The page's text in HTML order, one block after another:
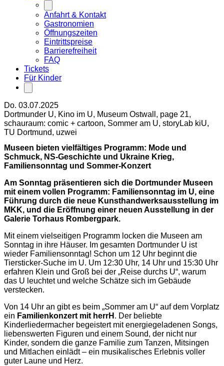
Anfahrt & Kontakt
Gastronomien
Öffnungszeiten
Eintrittspreise
Barrierefreiheit
FAQ
Tickets
Für Kinder
Do. 03.07.2025
Dortmunder U, Kino im U, Museum Ostwall, page 21,
schauraum: comic + cartoon, Sommer am U, storyLab kiU,
TU Dortmund, uzwei
Museen bieten vielfältiges Programm: Mode und
Schmuck, NS-Geschichte und Ukraine Krieg,
Familiensonntag und Sommer-Konzert
Am Sonntag präsentieren sich die Dortmunder Museen
mit einem vollen Programm: Familiensonntag im U, eine
Führung durch die neue Kunsthandwerksausstellung im
MKK, und die Eröffnung einer neuen Ausstellung in der
Galerie Torhaus Rombergpark.
Mit einem vielseitigen Programm locken die Museen am
Sonntag in ihre Häuser. Im gesamten Dortmunder U ist
wieder Familiensonntag! Schon um 12 Uhr beginnt die
Tiersticker-Suche im U. Um 12:30 Uhr, 14 Uhr und 15:30 Uhr
erfahren Klein und Groß bei der „Reise durchs U“, warum
das U leuchtet und welche Schätze sich im Gebäude
verstecken.
Von 14 Uhr an gibt es beim „Sommer am U“ auf dem Vorplatz
ein Familienkonzert mit herrH . Der beliebte
Kinderliedermacher begeistert mit energiegeladenen Songs,
liebenswerten Figuren und einem Sound, der nicht nur
Kinder, sondern die ganze Familie zum Tanzen, Mitsingen
und Mitlachen einlädt – ein musikalisches Erlebnis voller
guter Laune und Herz.